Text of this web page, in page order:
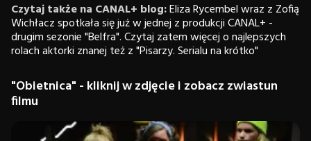
Czytaj także na CANAL+ blog:Eliza Rycembel wraz z Zofią
Wichłacz spotkała się już w jednej z produkcji CANAL+ -
drugim sezonie "Belfra". Czytaj zatem więcej o najlepszych
rolach aktorki znanej też z "Pisarzy. Serialu na krótko"
"Obietnica" - kliknij w zdjęcie i zobacz zwiastun
filmu